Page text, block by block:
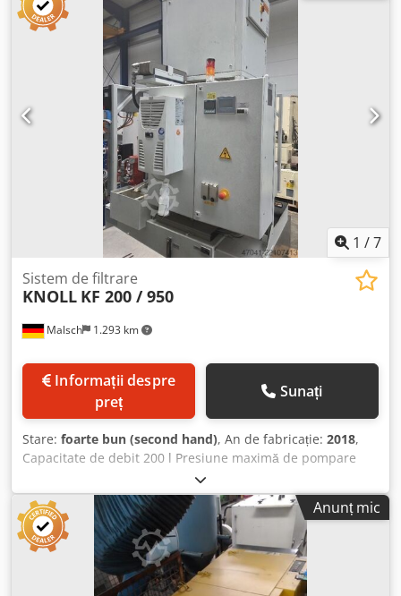
1 /7
Malsch 1.293 km
Sistem de filtrare
KNOLL KF 200 / 950
preț
Sunați
Stare: foarte bun (second hand), An de fabricație: 2018,
Capacitate de debit 200 l Presiune maximă de pompare
200 bari Volum lichid de răcire 950 l Control Siemens
Necesar total de putere 45 kW Codpfxezczkzj Apvoha
Greutate maşină aprox. 1,9 t Necesar spaţiu aprox. 2,4 x
1,5 x 2,9 m Prelucrare: strunjire, găurire, frezare (altele la
cerere) cu răcitor în flux
Anunț mic